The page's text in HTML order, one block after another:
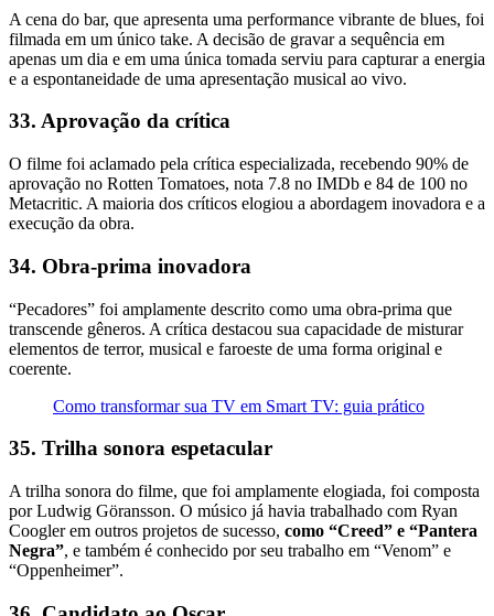
A cena do bar, que apresenta uma performance vibrante de blues, foi
filmada em um único take. A decisão de gravar a sequência em
apenas um dia e em uma única tomada serviu para capturar a energia
e a espontaneidade de uma apresentação musical ao vivo.
33. Aprovação da crítica
O filme foi aclamado pela crítica especializada, recebendo 90% de
aprovação no Rotten Tomatoes, nota 7.8 no IMDb e 84 de 100 no
Metacritic. A maioria dos críticos elogiou a abordagem inovadora e a
execução da obra.
34. Obra-prima inovadora
“Pecadores” foi amplamente descrito como uma obra-prima que
transcende gêneros. A crítica destacou sua capacidade de misturar
elementos de terror, musical e faroeste de uma forma original e
coerente.
Como transformar sua TV em Smart TV: guia prático
35. Trilha sonora espetacular
A trilha sonora do filme, que foi amplamente elogiada, foi composta
por Ludwig Göransson. O músico já havia trabalhado com Ryan
Coogler em outros projetos de sucesso, como “Creed” e “Pantera
Negra”, e também é conhecido por seu trabalho em “Venom” e
“Oppenheimer”.